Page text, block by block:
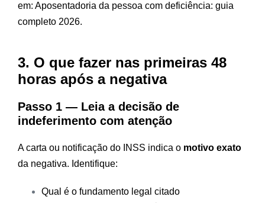
em: Aposentadoria da pessoa com deficiência: guia
completo 2026.
3. O que fazer nas primeiras 48
horas após a negativa
Passo 1 — Leia a decisão de
indeferimento com atenção
A carta ou notificação do INSS indica o motivo exato
da negativa. Identifique:
Qual é o fundamento legal citado